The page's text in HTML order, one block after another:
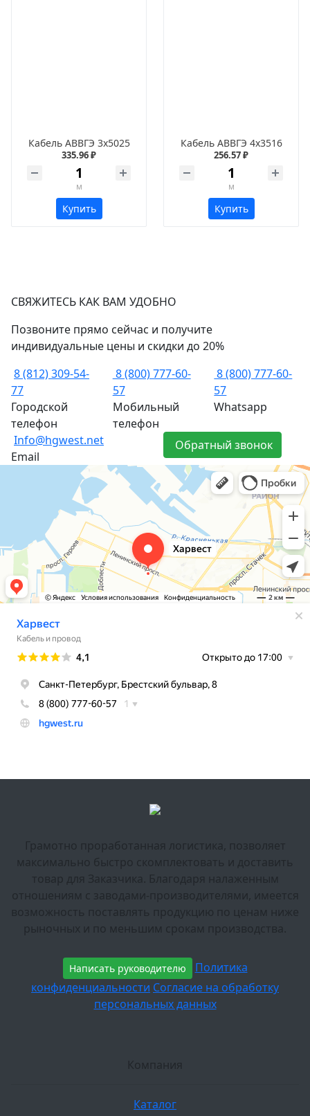
Кабель АВВГЭ 3х5025
335.96 ₽
м
Купить
Кабель АВВГЭ 4х3516
256.57 ₽
м
Купить
СВЯЖИТЕСЬ КАК ВАМ УДОБНО
Позвоните прямо сейчас и получите
индивидуальные цены и скидки до 20%
8 (812) 309-54-
77
Городской
телефон
8 (800) 777-60-
57
Мобильный
телефон
8 (800) 777-60-
57
Whatsapp
Info@hgwest.net
Email
Обратный звонок
Грамотно проработанная логистика, позволяет
максимально быстро скомплектовать и доставить
товар для Заказчика. Благодаря налаженным
отношениям с заводами-производителями, имеется
возможность поставлять продукцию по ценам ниже
рыночных и по меньшим срокам производства.
Написать руководителю
Политика
конфиденциальности Согласие на обработку
персональных данных
Компания
Каталог